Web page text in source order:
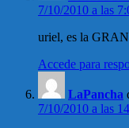
7/10/2010 a las
uriel, es la
Accede para
LaPancha
7/10/2010 a las